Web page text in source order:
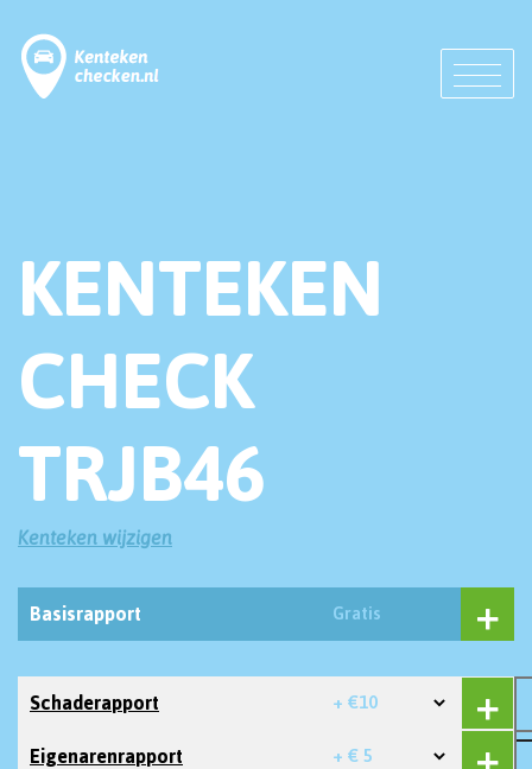
KENTEKEN
CHECK
TRJB46
Kenteken wijzigen
Basisrapport Gratis
Schaderapport + €10
Eigenarenrapport + € 5